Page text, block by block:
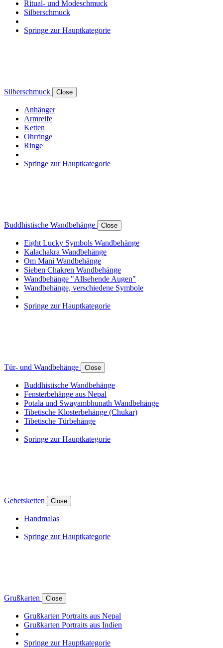
Ritual- und Modeschmuck
Silberschmuck
Springe zur Hauptkategorie
Silberschmuck Close
Anhänger
Armreife
Ketten
Ohrringe
Ringe
Springe zur Hauptkategorie
Buddhistische Wandbehänge Close
Eight Lucky Symbols Wandbehänge
Kalachakra Wandbehänge
Om Mani Wandbehänge
Sieben Chakren Wandbehänge
Wandbehänge "Allsehende Augen"
Wandbehänge, verschiedene Symbole
Springe zur Hauptkategorie
Tür- und Wandbehänge Close
Buddhistische Wandbehänge
Fensterbehänge aus Nepal
Potala und Swayambhunath Wandbehänge
Tibetische Klosterbehänge (Chukar)
Tibetische Türbehänge
Springe zur Hauptkategorie
Gebetsketten Close
Handmalas
Springe zur Hauptkategorie
Grußkarten Close
Grußkarten Portraits aus Nepal
Grußkarten Portraits aus Indien
Springe zur Hauptkategorie